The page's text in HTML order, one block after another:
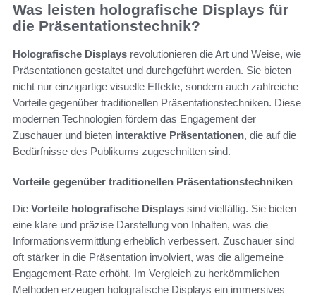
Was leisten holografische Displays für
die Präsentationstechnik?
Holografische Displays revolutionieren die Art und Weise, wie
Präsentationen gestaltet und durchgeführt werden. Sie bieten
nicht nur einzigartige visuelle Effekte, sondern auch zahlreiche
Vorteile gegenüber traditionellen Präsentationstechniken. Diese
modernen Technologien fördern das Engagement der
Zuschauer und bieten interaktive Präsentationen, die auf die
Bedürfnisse des Publikums zugeschnitten sind.
Vorteile gegenüber traditionellen Präsentationstechniken
Die Vorteile holografische Displays sind vielfältig. Sie bieten
eine klare und präzise Darstellung von Inhalten, was die
Informationsvermittlung erheblich verbessert. Zuschauer sind
oft stärker in die Präsentation involviert, was die allgemeine
Engagement-Rate erhöht. Im Vergleich zu herkömmlichen
Methoden erzeugen holografische Displays ein immersives